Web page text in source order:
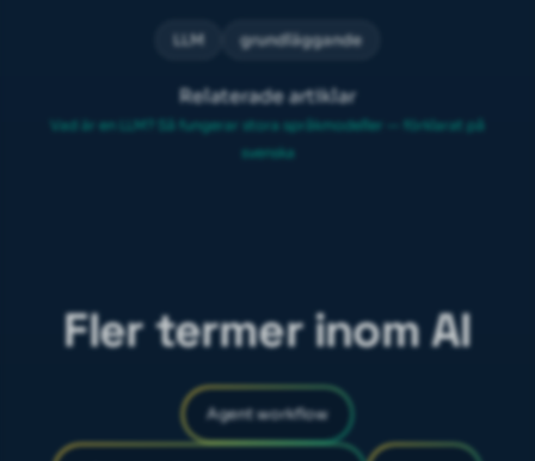
LLM grundläggande
Relaterade artiklar
Vad är en LLM? Så fungerar stora språkmodeller — förklarat på
svenska
Fler termer inom AI
Agent workflow